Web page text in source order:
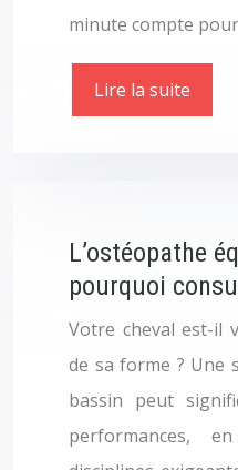
minute compte
Lire la suite
L’ostéopathe
pourquoi
Votre cheval est-il
de sa forme ? Une
bassin peut
performances,